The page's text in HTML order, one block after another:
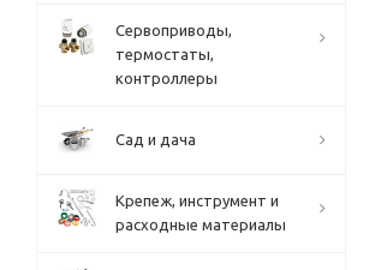
Сервоприводы,
термостаты,
контроллеры
Сад и дача
Крепеж, инструмент и
расходные материалы